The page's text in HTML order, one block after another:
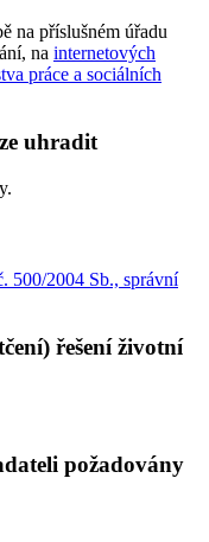
na příslušném úřadu
na internetových
práce a sociálních
uhradit
500/2004 Sb., správní
řešení životní
požadovány